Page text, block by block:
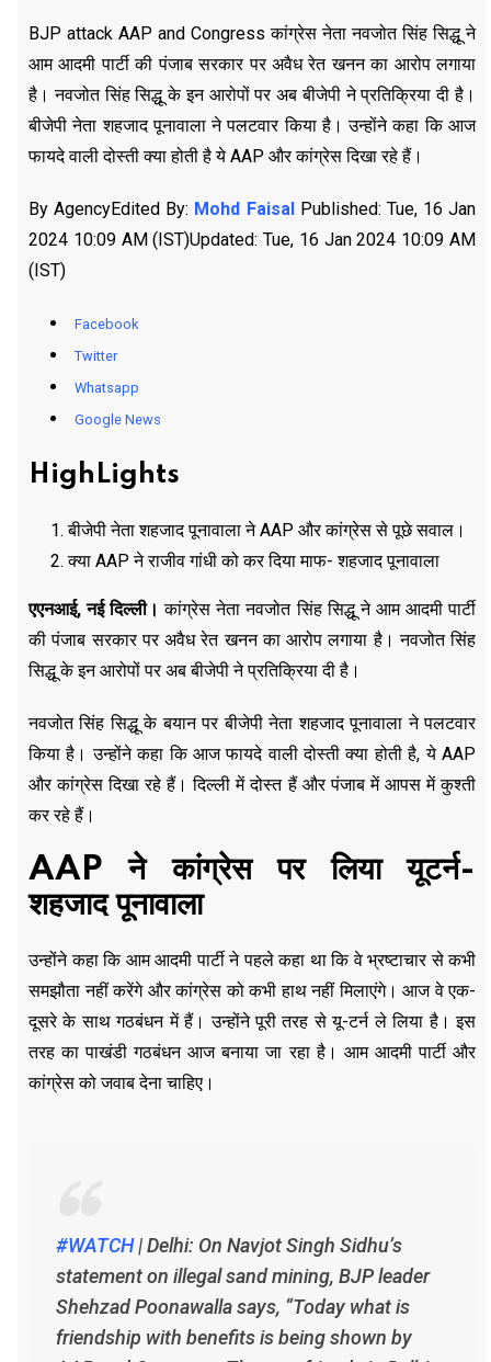
BJP attack AAP and Congress कांग्रेस नेता नवजोत सिंह सिद्धू ने
आम आदमी पार्टी की पंजाब सरकार पर अवैध रेत खनन का आरोप लगाया
है। नवजोत सिंह सिद्धू के इन आरोपों पर अब बीजेपी ने प्रतिक्रिया दी है।
बीजेपी नेता शहजाद पूनावाला ने पलटवार किया है। उन्होंने कहा कि आज
फायदे वाली दोस्ती क्या होती है ये AAP और कांग्रेस दिखा रहे हैं।
By AgencyEdited By: Mohd Faisal Published: Tue, 16 Jan
2024 10:09 AM (IST)Updated: Tue, 16 Jan 2024 10:09 AM
(IST)
Facebook
Twitter
Whatsapp
Google News
HighLights
बीजेपी नेता शहजाद पूनावाला ने AAP और कांग्रेस से पूछे सवाल।
क्या AAP ने राजीव गांधी को कर दिया माफ- शहजाद पूनावाला
एएनआई, नई दिल्ली। कांग्रेस नेता नवजोत सिंह सिद्धू ने आम आदमी पार्टी
की पंजाब सरकार पर अवैध रेत खनन का आरोप लगाया है। नवजोत सिंह
सिद्धू के इन आरोपों पर अब बीजेपी ने प्रतिक्रिया दी है।
नवजोत सिंह सिद्धू के बयान पर बीजेपी नेता शहजाद पूनावाला ने पलटवार
किया है। उन्होंने कहा कि आज फायदे वाली दोस्ती क्या होती है, ये AAP
और कांग्रेस दिखा रहे हैं। दिल्ली में दोस्त हैं और पंजाब में आपस में कुश्ती
कर रहे हैं।
AAP ने कांग्रेस पर लिया यूटर्न-
शहजाद पूनावाला
उन्होंने कहा कि आम आदमी पार्टी ने पहले कहा था कि वे भ्रष्टाचार से कभी
समझौता नहीं करेंगे और कांग्रेस को कभी हाथ नहीं मिलाएंगे। आज वे एक-
दूसरे के साथ गठबंधन में हैं। उन्होंने पूरी तरह से यू-टर्न ले लिया है। इस
तरह का पाखंडी गठबंधन आज बनाया जा रहा है। आम आदमी पार्टी और
कांग्रेस को जवाब देना चाहिए।
#WATCH| Delhi: On Navjot Singh Sidhu’s
statement on illegal sand mining, BJP leader
Shehzad Poonawalla says, “Today what is
friendship with benefits is being shown by